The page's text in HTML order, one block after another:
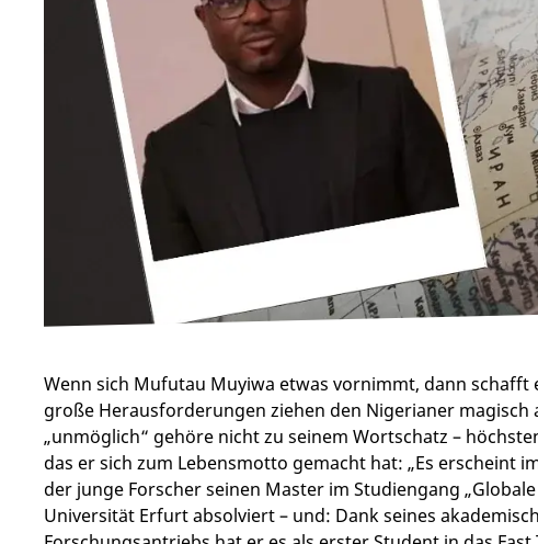
Wenn sich Mufutau Muyiwa etwas vornimmt, dann schafft
große Herausforderungen ziehen den Nigerianer magisch
„unmöglich“ gehöre nicht zu seinem Wortschatz –
das er sich zum Lebensmotto gemacht hat: „Es erscheint
der junge Forscher seinen Master im Studiengang
Universität Erfurt absolviert – und: Dank seines